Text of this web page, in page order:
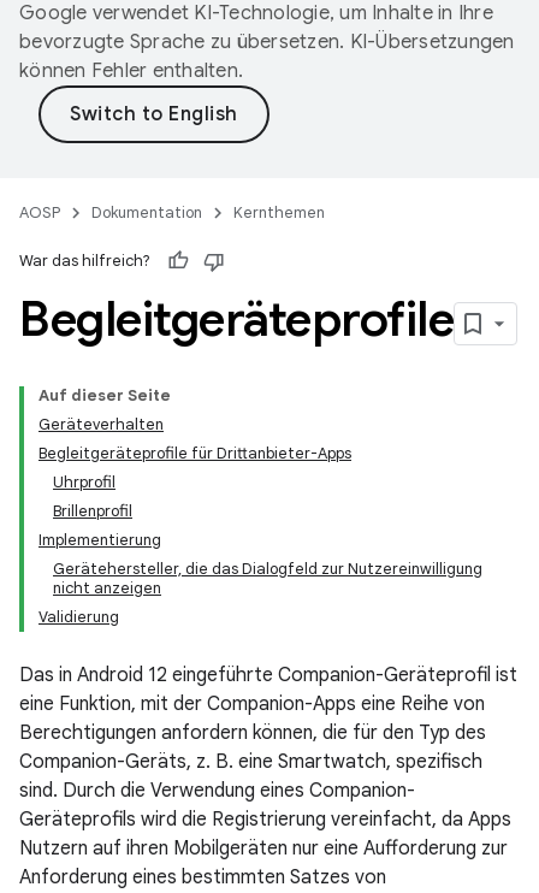
Google verwendet KI-Technologie, um Inhalte in Ihre
bevorzugte Sprache zu übersetzen. KI-Übersetzungen
können Fehler enthalten.
AOSP Dokumentation Kernthemen
War das hilfreich?
Begleitgeräteprofile
Auf dieser Seite
Geräteverhalten
Begleitgeräteprofile für Drittanbieter-Apps
Uhrprofil
Brillenprofil
Implementierung
Gerätehersteller, die das Dialogfeld zur Nutzereinwilligung
nicht anzeigen
Validierung
Das in Android 12 eingeführte Companion-Geräteprofil ist
eine Funktion, mit der Companion-Apps eine Reihe von
Berechtigungen anfordern können, die für den Typ des
Companion-Geräts, z. B. eine Smartwatch, spezifisch
sind. Durch die Verwendung eines Companion-
Geräteprofils wird die Registrierung vereinfacht, da Apps
Nutzern auf ihren Mobilgeräten nur eine Aufforderung zur
Anforderung eines bestimmten Satzes von